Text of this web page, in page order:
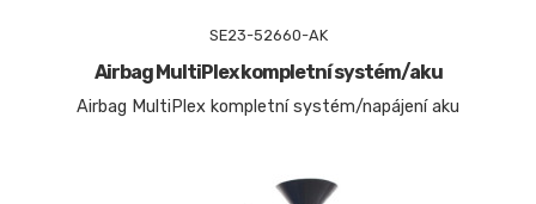
SE23-52660-AK
Airbag MultiPlex kompletní systém/aku
Airbag MultiPlex kompletní systém/napájení aku